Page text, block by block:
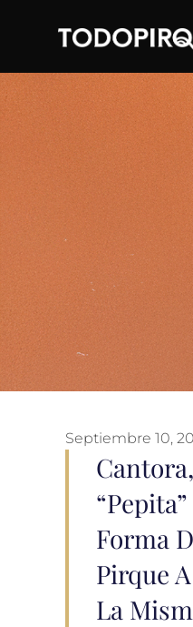
Septiembre 10,
Forma
Pirque
La